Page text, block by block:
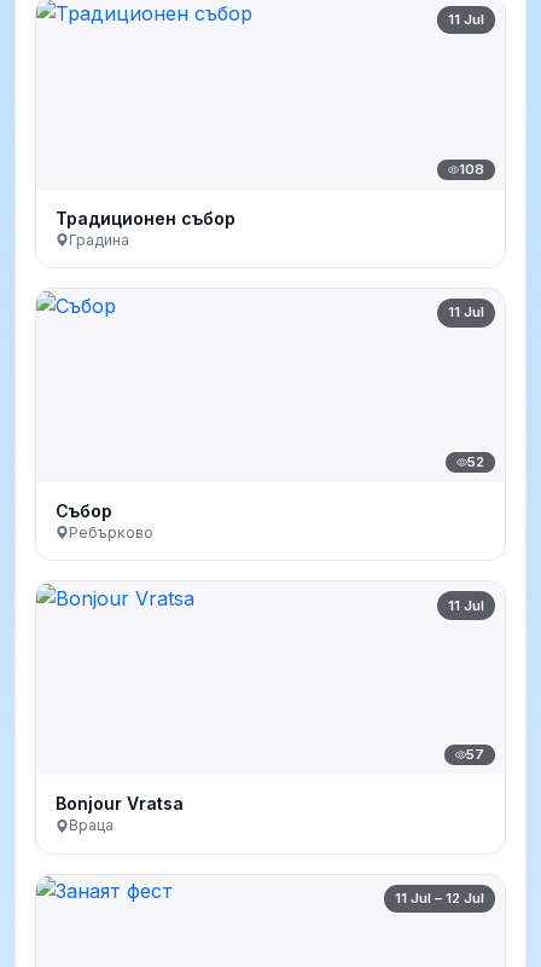
11 Jul
108
Традиционен събор
Градина
11 Jul
52
Събор
Ребърково
11 Jul
57
Bonjour Vratsa
Враца
11 Jul – 12 Jul